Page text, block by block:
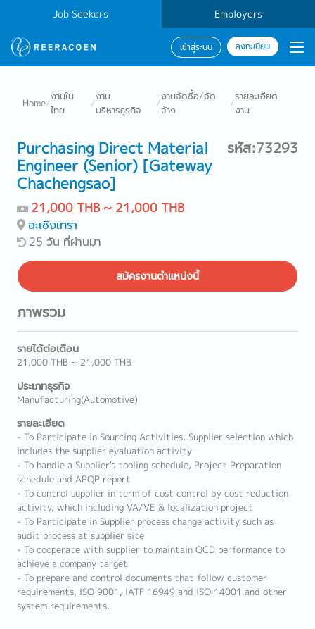
Job Seekers Employers
เข้าสู่ระบบ ลงทะเบียน
Home/
งานใน
ไทย
/
งาน
บริหารธุรกิจ
/
งานจัดซื้อ/จัด
จ้าง
/
รายละเอียด
งาน
Purchasing Direct Material
Engineer (Senior) [Gateway
Chachengsao]
รหัส:73293
21,000 THB ~ 21,000 THB
ฉะเชิงเทรา
25 วัน ที่ผ่านมา
สมัครงานตำแหน่งนี้
ภาพรวม
รายได้ต่อเดือน
21,000 THB ~ 21,000 THB
ประเภทธุรกิจ
Manufacturing(Automotive)
รายละเอียด
- To Participate in Sourcing Activities, Supplier selection which
includes the supplier evaluation activity
- To handle a Supplier's tooling schedule, Project Preparation
schedule and APQP report
- To control supplier in term of cost control by cost reduction
activity, which including VA/VE & localization project
- To Participate in Supplier process change activity such as
audit process at supplier site
- To cooperate with supplier to maintain QCD performance to
achieve a company target
- To prepare and control documents that follow customer
requirements, ISO 9001, IATF 16949 and ISO 14001 and other
system requirements.